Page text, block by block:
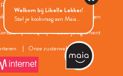
Media Group
Cookies
Cookies instellingen
FAQ
Wedstrijdreglement
Onze zusterwebsites
Welkom bij Libelle Lekker!
Stel je kookvraag aan Maia...